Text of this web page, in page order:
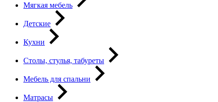
Мягкая мебель
Детские
Кухни
Столы, стулья, табуреты
Мебель для спальни
Матрасы